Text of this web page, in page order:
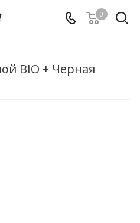
0
BIO + Черная